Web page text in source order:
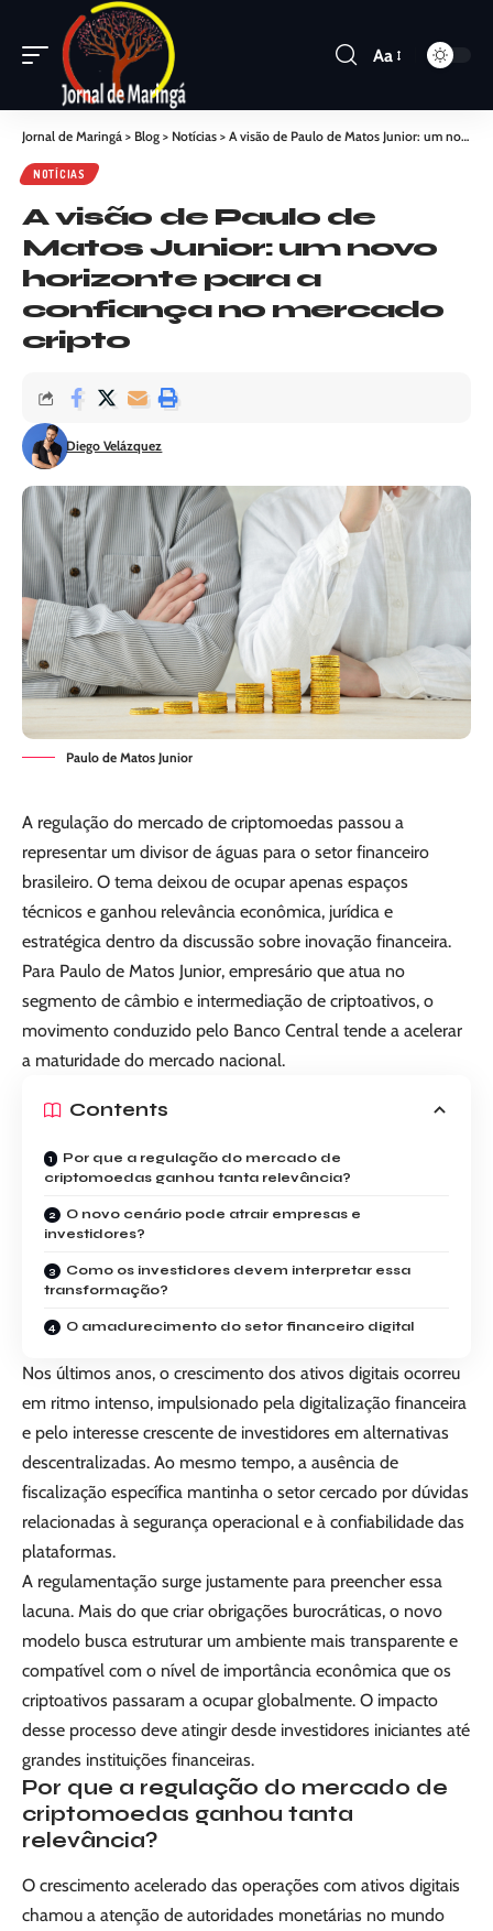
Aa
Jornal de Maringá > Blog > Notícias > A visão de Paulo de Matos Junior: um novo horizonte para a confiança no mercado cripto
NOTÍCIAS
A visão de Paulo de
Matos Junior: um novo
horizonte para a
confiança no mercado
cripto
Diego Velázquez
Paulo de Matos Junior
A regulação do mercado de criptomoedas passou a
representar um divisor de águas para o setor financeiro
brasileiro. O tema deixou de ocupar apenas espaços
técnicos e ganhou relevância econômica, jurídica e
estratégica dentro da discussão sobre inovação financeira.
Para Paulo de Matos Junior, empresário que atua no
segmento de câmbio e intermediação de criptoativos, o
movimento conduzido pelo Banco Central tende a acelerar
a maturidade do mercado nacional.
Contents
Por que a regulação do mercado de
criptomoedas ganhou tanta relevância?
O novo cenário pode atrair empresas e
investidores?
Como os investidores devem interpretar essa
transformação?
O amadurecimento do setor financeiro digital
Nos últimos anos, o crescimento dos ativos digitais ocorreu
em ritmo intenso, impulsionado pela digitalização financeira
e pelo interesse crescente de investidores em alternativas
descentralizadas. Ao mesmo tempo, a ausência de
fiscalização específica mantinha o setor cercado por dúvidas
relacionadas à segurança operacional e à confiabilidade das
plataformas.
A regulamentação surge justamente para preencher essa
lacuna. Mais do que criar obrigações burocráticas, o novo
modelo busca estruturar um ambiente mais transparente e
compatível com o nível de importância econômica que os
criptoativos passaram a ocupar globalmente. O impacto
desse processo deve atingir desde investidores iniciantes até
grandes instituições financeiras.
Por que a regulação do mercado de
criptomoedas ganhou tanta
relevância?
O crescimento acelerado das operações com ativos digitais
chamou a atenção de autoridades monetárias no mundo